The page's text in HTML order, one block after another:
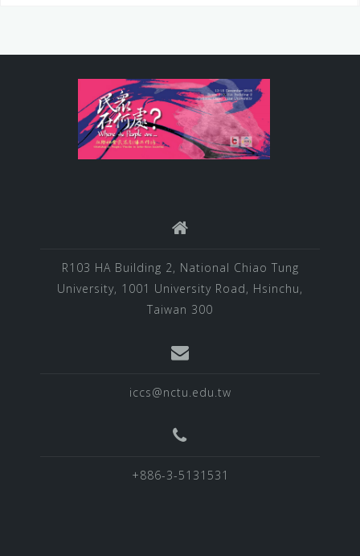
R103 HA Building 2, National Chiao Tung
University, 1001 University Road, Hsinchu,
Taiwan 300
iccs@nctu.edu.tw
+886-3-5131531